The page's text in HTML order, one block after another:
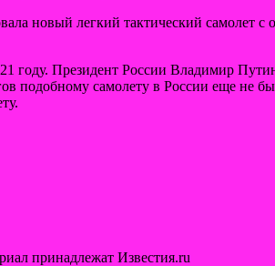
новый легкий тактический
году. Президент России Владимир
подобному самолету в России еще не
принадлежат Известия.ru